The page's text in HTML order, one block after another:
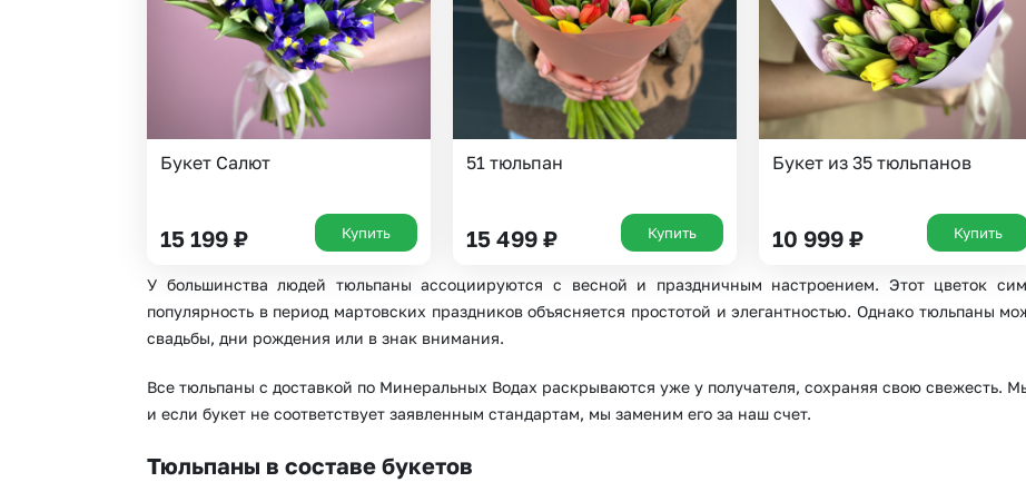
Букет Салют
15 199 ₽ Купить
51 тюльпан
15 499 ₽ Купить
Букет из 35 тюльпанов
10 999 ₽ Купить
У большинства людей тюльпаны ассоциируются с весной и праздничным настроением. Этот цветок
популярность в период мартовских праздников объясняется простотой и элегантностью. Однако тюльпаны
свадьбы, дни рождения или в знак внимания.
Все тюльпаны с доставкой по Минеральных Водах раскрываются уже у получателя, сохраняя свою свежесть.
и если букет не соответствует заявленным стандартам, мы заменим его за наш счет.
Тюльпаны в составе букетов